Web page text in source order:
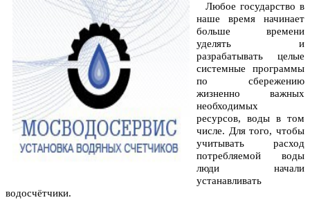
Любое государство в
наше время начинает
больше времени
уделять и
разрабатывать целые
системные программы
по сбережению
жизненно важных
необходимых
ресурсов, воды в том
числе. Для того, чтобы
учитывать расход
потребляемой воды
люди начали
устанавливать
водосчётчики.